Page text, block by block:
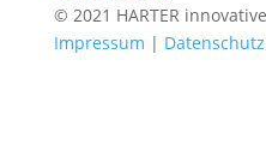
© 2021 HARTER
Impressum | Datenschutz